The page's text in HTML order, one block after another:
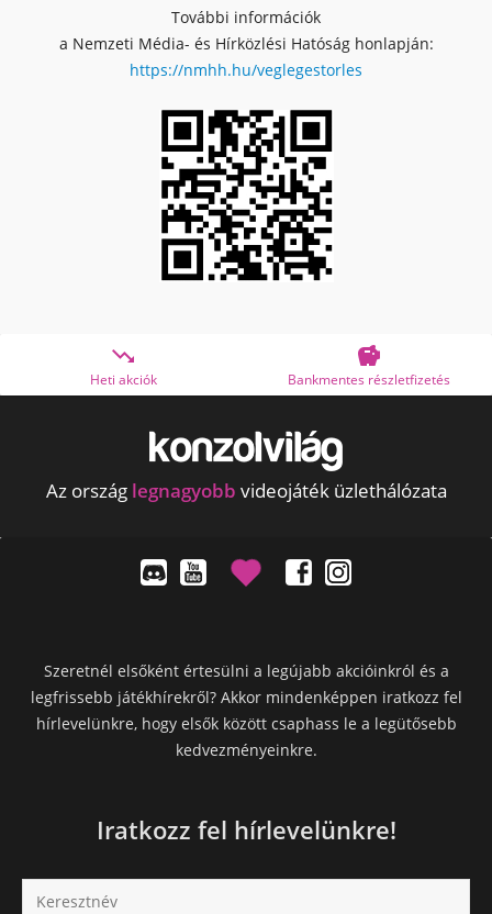
További információk
a Nemzeti Média- és Hírközlési Hatóság honlapján:
https://nmhh.hu/veglegestorles
Bankmentes részletfizetés
Az ország legnagyobb videojáték üzlethálózata
Szeretnél elsőként értesülni a legújabb akcióinkról és a
legfrissebb játékhírekről? Akkor mindenképpen iratkozz fel
hírlevelünkre, hogy elsők között csaphass le a legütősebb
kedvezményeinkre.
Iratkozz fel hírlevelünkre!